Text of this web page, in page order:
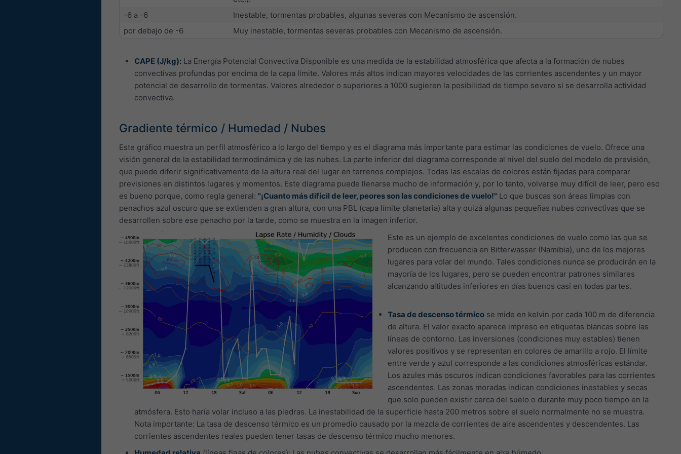
-6 a -6
Inestable, tormentas probables, algunas severas con Mecanismo de ascensión.
por debajo de -6
Muy inestable, tormentas severas probables con Mecanismo de ascensión.
CAPE (J/kg): La Energía Potencial Convectiva Disponible es una medida de la estabilidad atmosférica que afecta a la formación de nubes
convectivas profundas por encima de la capa límite. Valores más altos indican mayores velocidades de las corrientes ascendentes y un mayor
potencial de desarrollo de tormentas. Valores alrededor o superiores a 1000 sugieren la posibilidad de tiempo severo si se desarrolla actividad
convectiva.
Gradiente térmico / Humedad / Nubes
Este gráfico muestra un perfil atmosférico a lo largo del tiempo y es el diagrama más importante para estimar las condiciones de vuelo. Ofrece una
visión general de la estabilidad termodinámica y de las nubes. La parte inferior del diagrama corresponde al nivel del suelo del modelo de previsión,
que puede diferir significativamente de la altura real del lugar en terrenos complejos. Todas las escalas de colores están fijadas para comparar
previsiones en distintos lugares y momentos. Este diagrama puede llenarse mucho de información y, por lo tanto, volverse muy difícil de leer, pero eso
es bueno porque, como regla general: "¡Cuanto más difícil de leer, peores son las condiciones de vuelo!" Lo que buscas son áreas limpias con
penachos azul oscuro que se extienden a gran altura, con una PBL (capa límite planetaria) alta y quizá algunas pequeñas nubes convectivas que se
desarrollen sobre ese penacho por la tarde, como se muestra en la imagen inferior.
Este es un ejemplo de excelentes condiciones de vuelo como las que se
producen con frecuencia en Bitterwasser (Namibia), uno de los mejores
lugares para volar del mundo. Tales condiciones nunca se producirán en la
mayoría de los lugares, pero se pueden encontrar patrones similares
alcanzando altitudes inferiores en días buenos casi en todas partes.
Tasa de descenso térmico se mide en kelvin por cada 100 m de diferencia
de altura. El valor exacto aparece impreso en etiquetas blancas sobre las
líneas de contorno. Las inversiones (condiciones muy estables) tienen
valores positivos y se representan en colores de amarillo a rojo. El límite
entre verde y azul corresponde a las condiciones atmosféricas estándar.
Los azules más oscuros indican condiciones favorables para las corrientes
ascendentes. Las zonas moradas indican condiciones inestables y secas
que solo pueden existir cerca del suelo o durante muy poco tiempo en la
atmósfera. Esto haría volar incluso a las piedras. La inestabilidad de la superficie hasta 200 metros sobre el suelo normalmente no se muestra.
Nota importante: La tasa de descenso térmico es un promedio causado por la mezcla de corrientes de aire ascendentes y descendentes. Las
corrientes ascendentes reales pueden tener tasas de descenso térmico mucho menores.